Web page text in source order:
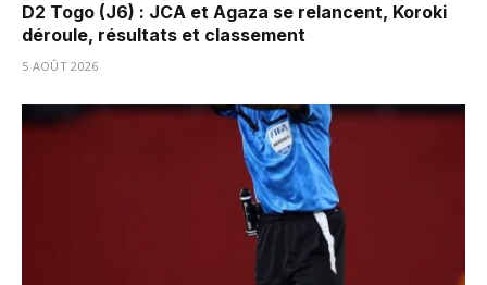
D2 Togo (J6) : JCA et Agaza se relancent, Koroki
déroule, résultats et classement
5 AOÛT 2026